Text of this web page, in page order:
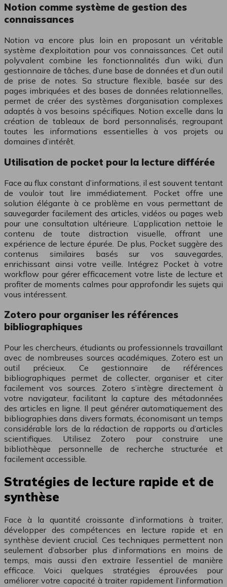
Notion comme système de gestion des
connaissances
Notion va encore plus loin en proposant un véritable
système d’exploitation pour vos connaissances. Cet outil
polyvalent combine les fonctionnalités d’un wiki, d’un
gestionnaire de tâches, d’une base de données et d’un outil
de prise de notes. Sa structure flexible, basée sur des
pages imbriquées et des bases de données relationnelles,
permet de créer des systèmes d’organisation complexes
adaptés à vos besoins spécifiques. Notion excelle dans la
création de tableaux de bord personnalisés, regroupant
toutes les informations essentielles à vos projets ou
domaines d’intérêt.
Utilisation de pocket pour la lecture différée
Face au flux constant d’informations, il est souvent tentant
de vouloir tout lire immédiatement. Pocket offre une
solution élégante à ce problème en vous permettant de
sauvegarder facilement des articles, vidéos ou pages web
pour une consultation ultérieure. L’application nettoie le
contenu de toute distraction visuelle, offrant une
expérience de lecture épurée. De plus, Pocket suggère des
contenus similaires basés sur vos sauvegardes,
enrichissant ainsi votre veille. Intégrez Pocket à votre
workflow pour gérer efficacement votre liste de lecture et
profiter de moments calmes pour approfondir les sujets qui
vous intéressent.
Zotero pour organiser les références
bibliographiques
Pour les chercheurs, étudiants ou professionnels travaillant
avec de nombreuses sources académiques, Zotero est un
outil précieux. Ce gestionnaire de références
bibliographiques permet de collecter, organiser et citer
facilement vos sources. Zotero s’intègre directement à
votre navigateur, facilitant la capture des métadonnées
des articles en ligne. Il peut générer automatiquement des
bibliographies dans divers formats, économisant un temps
considérable lors de la rédaction de rapports ou d’articles
scientifiques. Utilisez Zotero pour construire une
bibliothèque personnelle de recherche structurée et
facilement accessible.
Stratégies de lecture rapide et de
synthèse
Face à la quantité croissante d’informations à traiter,
développer des compétences en lecture rapide et en
synthèse devient crucial. Ces techniques permettent non
seulement d’absorber plus d’informations en moins de
temps, mais aussi d’en extraire l’essentiel de manière
efficace. Voici quelques stratégies éprouvées pour
améliorer votre capacité à traiter rapidement l’information